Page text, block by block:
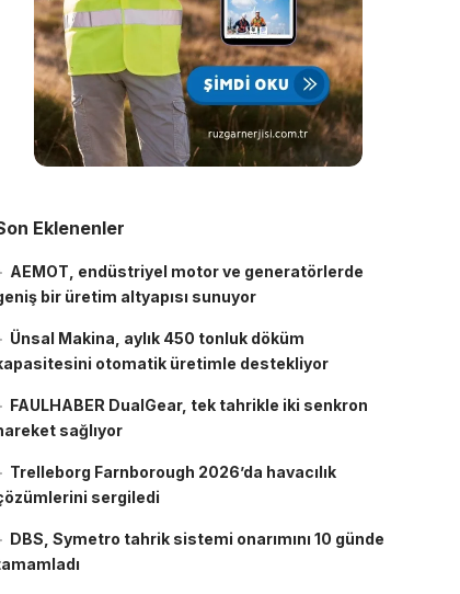
Eklenenler
AEMOT, endüstriyel motor ve generatörlerde
bir üretim altyapısı sunuyor
Ünsal Makina, aylık 450 tonluk döküm
otomatik üretimle destekliyor
FAULHABER DualGear, tek tahrikle iki senkron
sağlıyor
Trelleborg Farnborough 2026’da havacılık
sergiledi
DBS, Symetro tahrik sistemi onarımını 10 günde